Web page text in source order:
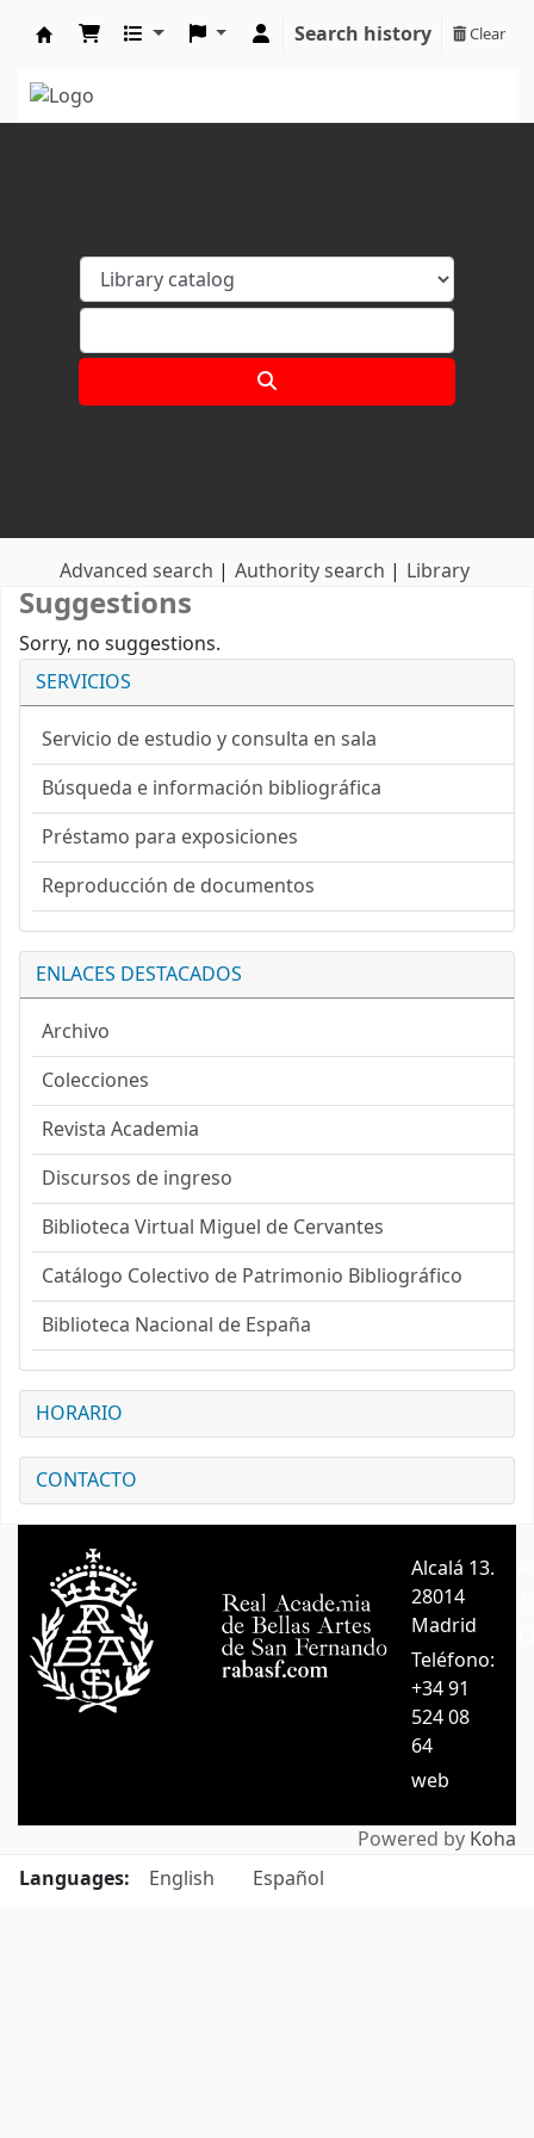
Search history Clear
Advanced search Authority search Library
SERVICIOS
Servicio de estudio y consulta en sala
Búsqueda e información bibliográfica
Préstamo para exposiciones
Reproducción de documentos
ENLACES DESTACADOS
Archivo
Colecciones
Revista Academia
Discursos de ingreso
Biblioteca Virtual Miguel de Cervantes
Catálogo Colectivo de Patrimonio Bibliográfico
Biblioteca Nacional de España
HORARIO
CONTACTO
Suggestions
Sorry, no suggestions.
Alcalá 13.
28014
Madrid
Teléfono:
+34 91
524 08
64
web
Powered by Koha
Languages:
English Español